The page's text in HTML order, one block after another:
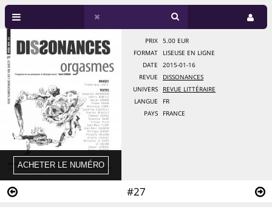
#27
PRIX
5.00 EUR
FORMAT
LISEUSE EN LIGNE
DATE
2015-01-16
REVUE
DISSONANCES
UNIVERS
REVUE LITTÉRAIRE
LANGUE
FR
PAYS
FRANCE